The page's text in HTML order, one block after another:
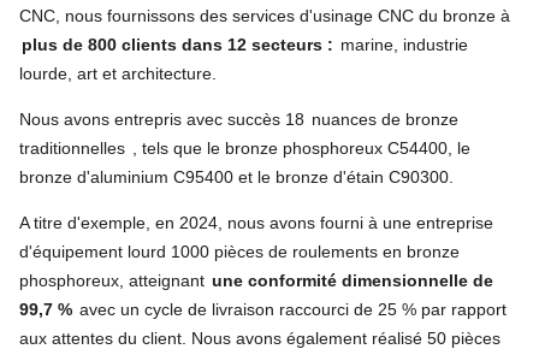
CNC, nous fournissons des services d'usinage CNC du bronze à
plus de 800 clients dans 12 secteurs : marine, industrie
lourde, art et architecture.
Nous avons entrepris avec succès 18 nuances de bronze
traditionnelles
, tels que le bronze phosphoreux C54400, le
bronze d'aluminium C95400 et le bronze d'étain C90300.
A titre d'exemple, en 2024, nous avons fourni à une entreprise
d'équipement lourd 1000 pièces de roulements en bronze
phosphoreux, atteignant une conformité dimensionnelle de
99,7 % avec un cycle de livraison raccourci de 25 % par rapport
aux attentes du client. Nous avons également réalisé 50 pièces